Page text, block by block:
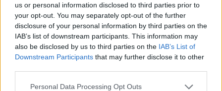
us or personal information disclosed to third parties prior to
your opt-out. You may separately opt-out of the further
disclosure of your personal information by third parties on the
IAB’s list of downstream participants. This information may
also be disclosed by us to third parties on the IAB’s List of
Downstream Participants that may further disclose it to other
Personal Data Processing Opt Outs